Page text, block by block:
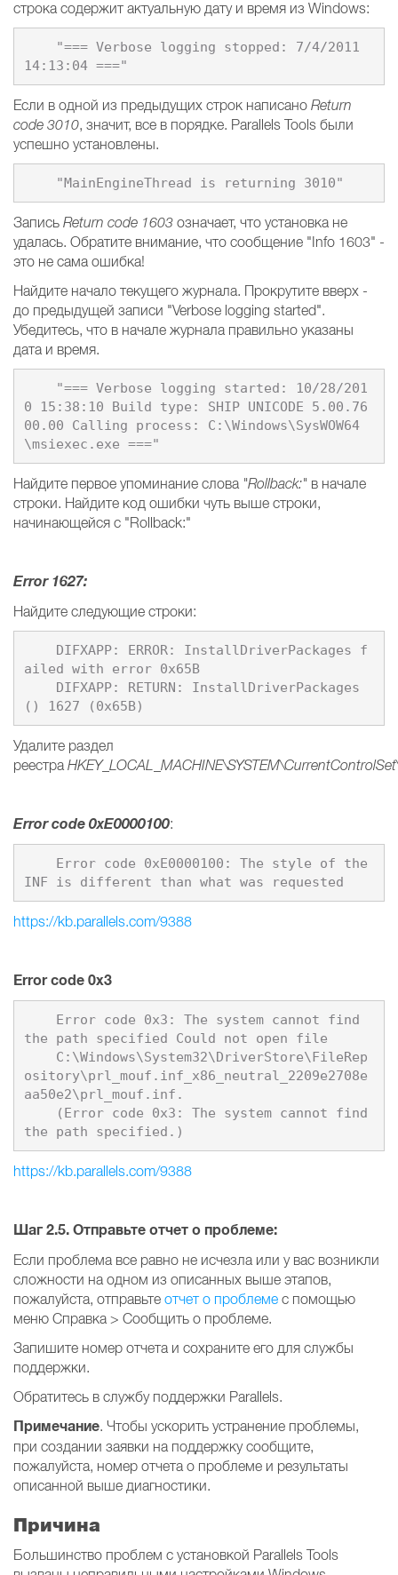
строка содержит актуальную дату и время из Windows:
Если в одной из предыдущих строк написано Return
code 3010, значит, все в порядке. Parallels Tools были
успешно установлены.
Запись Return code 1603 означает, что установка не
удалась. Обратите внимание, что сообщение "Info 1603" -
это не сама ошибка!
Найдите начало текущего журнала. Прокрутите вверх -
до предыдущей записи "Verbose logging started".
Убедитесь, что в начале журнала правильно указаны
дата и время.
0 15:38:10 Build type: SHIP UNICODE 5.00.76
00.00 Calling process: C:\Windows\SysWOW64
Найдите первое упоминание слова "Rollback:" в начале
строки. Найдите код ошибки чуть выше строки,
начинающейся с "Rollback:"
Error 1627:
Найдите следующие строки:
ailed with error 0x65B
Удалите раздел
реестра
Error code 0xE0000100:
https://kb.parallels.com/9388
Error code 0x3
the path specified Could not open file
ository\prl_mouf.inf_x86_neutral_2209e2708e
aa50e2\prl_mouf.inf.
https://kb.parallels.com/9388
Шаг 2.5. Отправьте отчет о проблеме:
Если проблема все равно не исчезла или у вас возникли
сложности на одном из описанных выше этапов,
пожалуйста, отправьте отчет о проблеме с помощью
меню Справка > Сообщить о проблеме.
Запишите номер отчета и сохраните его для службы
поддержки.
Обратитесь в службу поддержки Parallels.
Примечание. Чтобы ускорить устранение проблемы,
при создании заявки на поддержку сообщите,
пожалуйста, номер отчета о проблеме и результаты
описанной выше диагностики.
Причина
Большинство проблем с установкой Parallels Tools